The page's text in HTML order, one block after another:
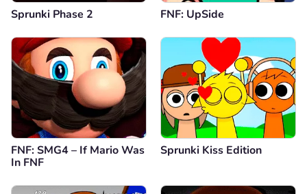
Sprunki Phase 2 FNF: UpSide
FNF: SMG4 – If Mario Was
In FNF
Sprunki Kiss Edition